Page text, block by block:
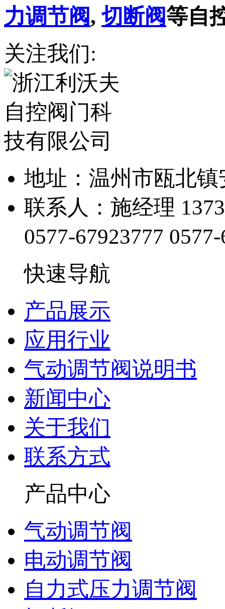
力调节阀,切断阀等自
关注我们:
地址：温州市瓯北
联系人：施经理
0577-67923777
快速导航
产品展示
应用行业
气动调节阀说明书
新闻中心
关于我们
联系方式
产品中心
气动调节阀
电动调节阀
自力式压力调节阀